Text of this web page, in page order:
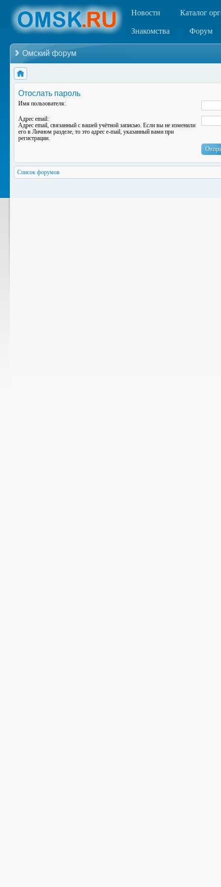
Новости Каталог
Знакомства Форум
Омский форум
Отослать пароль
Имя пользователя:
Адрес email:
Адрес email, связанный с вашей учётной записью. Если вы не изменили
его в Личном разделе, то это адрес e-mail, указанный вами при
регистрации.
Список форумов